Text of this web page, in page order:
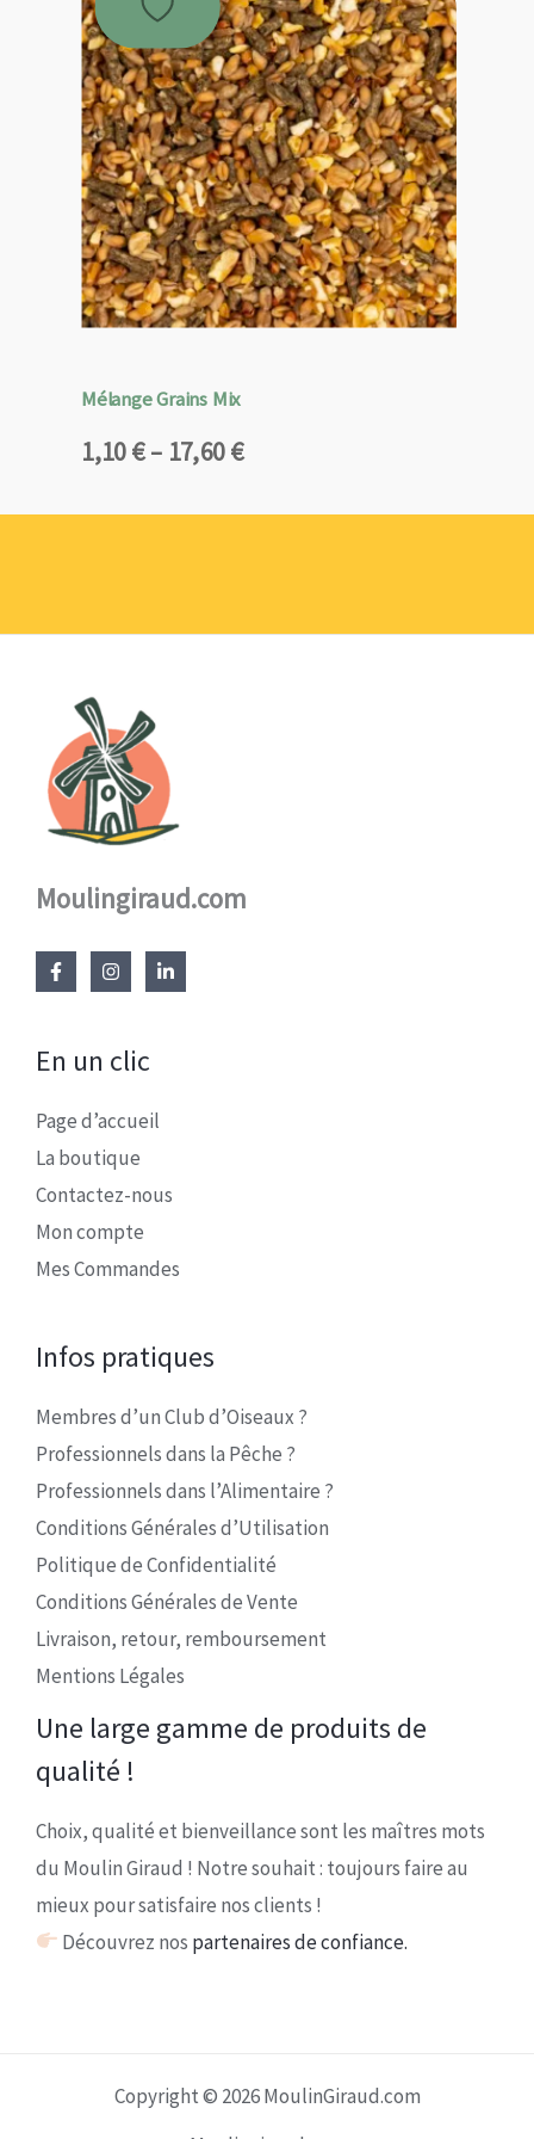
Mélange Grains Mix
1,10€– 17,60€
Plage
prix :
Moulingiraud.com
En un clic
Page d’accueil
La boutique
Contactez-nous
Mon compte
Mes Commandes
Infos pratiques
Membres d’un Club d’Oiseaux ?
Professionnels dans la Pêche ?
Professionnels dans l’Alimentaire ?
Conditions Générales d’Utilisation
Politique de Confidentialité
Conditions Générales de Vente
Livraison, retour, remboursement
Mentions Légales
Une large gamme de produits de
qualité !
Choix, qualité et bienveillance sont les maîtres mots
du Moulin Giraud ! Notre souhait : toujours faire au
mieux pour satisfaire nos clients !
Découvrez nos partenaires de confiance.
Copyright © 2026 MoulinGiraud.com